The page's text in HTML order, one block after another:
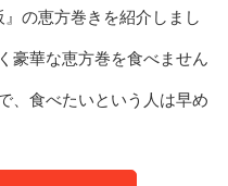
』の恵方巻きを紹介しまし
豪華な恵方巻を食べません
、食べたいという人は早め